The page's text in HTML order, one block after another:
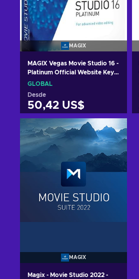
MAGIX
MAGIX Vegas Movie Studio 16 -
Platinum Official Website Key
GLOBAL
GLOBAL
Desde
50,42 US$
Añadir al carrito
Ver ofertas
MAGIX
Magix - Movie Studio 2022 -